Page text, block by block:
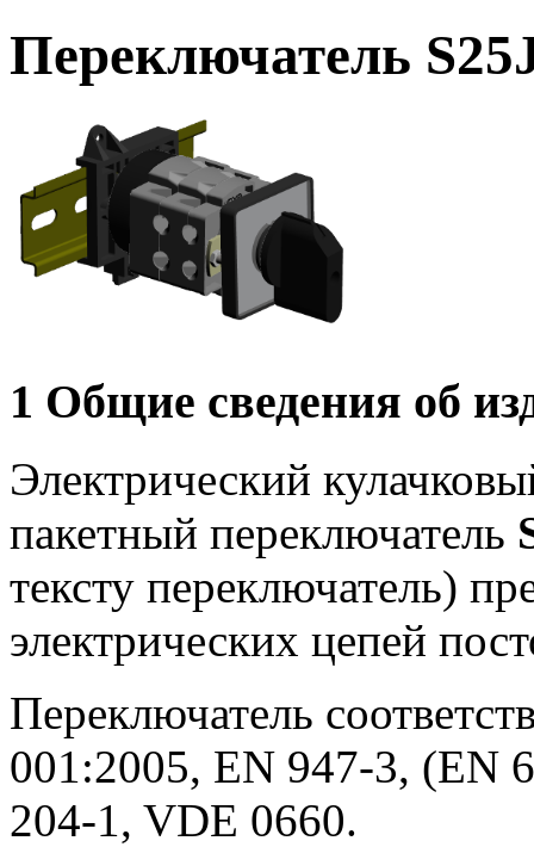
Переключатель
1 Общие сведения об
Электрический
пакетный переключатель
тексту переключатель)
электрических цепей
Переключатель
001:2005, EN 947-3, (EN
204-1, VDE 0660.